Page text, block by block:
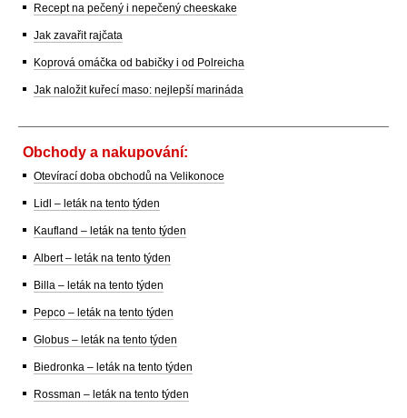
Recept na pečený i nepečený cheeskake
Jak zavařit rajčata
Koprová omáčka od babičky i od Polreicha
Jak naložit kuřecí maso: nejlepší marináda
Obchody a nakupování:
Otevírací doba obchodů na Velikonoce
Lidl – leták na tento týden
Kaufland – leták na tento týden
Albert – leták na tento týden
Billa – leták na tento týden
Pepco – leták na tento týden
Globus – leták na tento týden
Biedronka – leták na tento týden
Rossman – leták na tento týden